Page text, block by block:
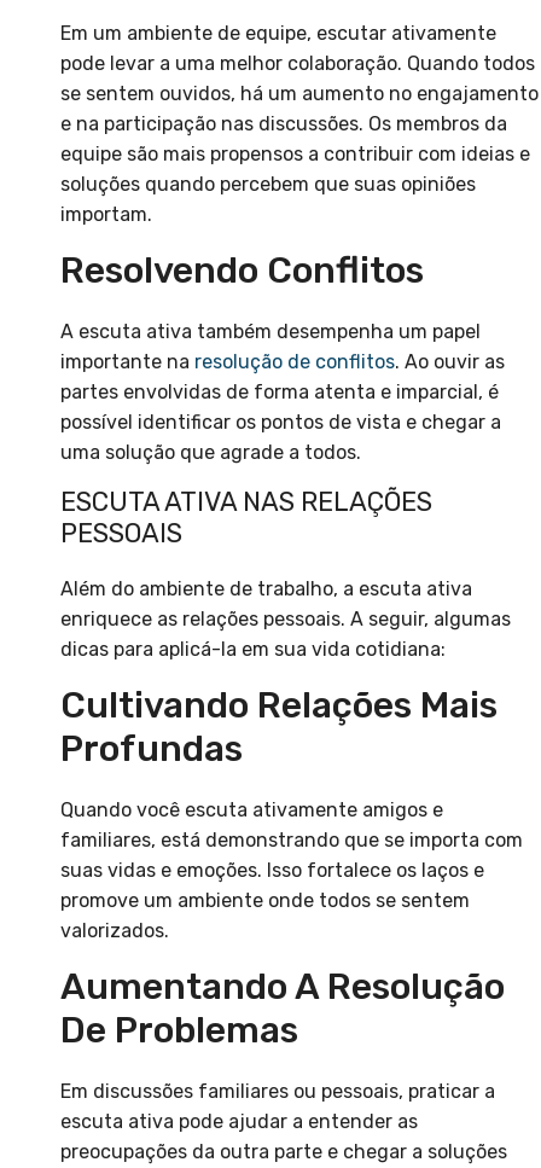
Em um ambiente de equipe, escutar ativamente
pode levar a uma melhor colaboração. Quando todos
se sentem ouvidos, há um aumento no engajamento
e na participação nas discussões. Os membros da
equipe são mais propensos a contribuir com ideias e
soluções quando percebem que suas opiniões
importam.
Resolvendo Conflitos
A escuta ativa também desempenha um papel
importante na resolução de conflitos. Ao ouvir as
partes envolvidas de forma atenta e imparcial, é
possível identificar os pontos de vista e chegar a
uma solução que agrade a todos.
ESCUTA ATIVA NAS RELAÇÕES
PESSOAIS
Além do ambiente de trabalho, a escuta ativa
enriquece as relações pessoais. A seguir, algumas
dicas para aplicá-la em sua vida cotidiana:
Cultivando Relações Mais
Profundas
Quando você escuta ativamente amigos e
familiares, está demonstrando que se importa com
suas vidas e emoções. Isso fortalece os laços e
promove um ambiente onde todos se sentem
valorizados.
Aumentando A Resolução
De Problemas
Em discussões familiares ou pessoais, praticar a
escuta ativa pode ajudar a entender as
preocupações da outra parte e chegar a soluções